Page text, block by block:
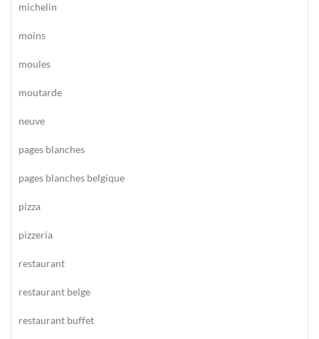
michelin
moins
moules
moutarde
neuve
pages blanches
pages blanches belgique
pizza
pizzeria
restaurant
restaurant belge
restaurant buffet